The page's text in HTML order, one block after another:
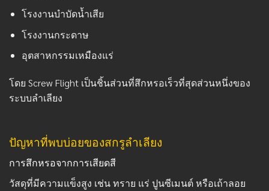
โรงงานบำบัดน้ำเสีย
โรงงานกระดาษ
อุตสาหกรรมเหมืองแร่
โดย Screw Flight เป็นชิ้นส่วนที่สึกหรอเร็วที่สุดส่วนหนึ่งของ
ระบบลำเลียง
ปัญหาที่พบบ่อยของสกรูลำเลียง
การสึกหรอจากการเสียดสี
วัสดุที่มีความแข็งสูง เช่น ทราย แร่ ปูนซีเมนต์ หรือเถ้าลอย